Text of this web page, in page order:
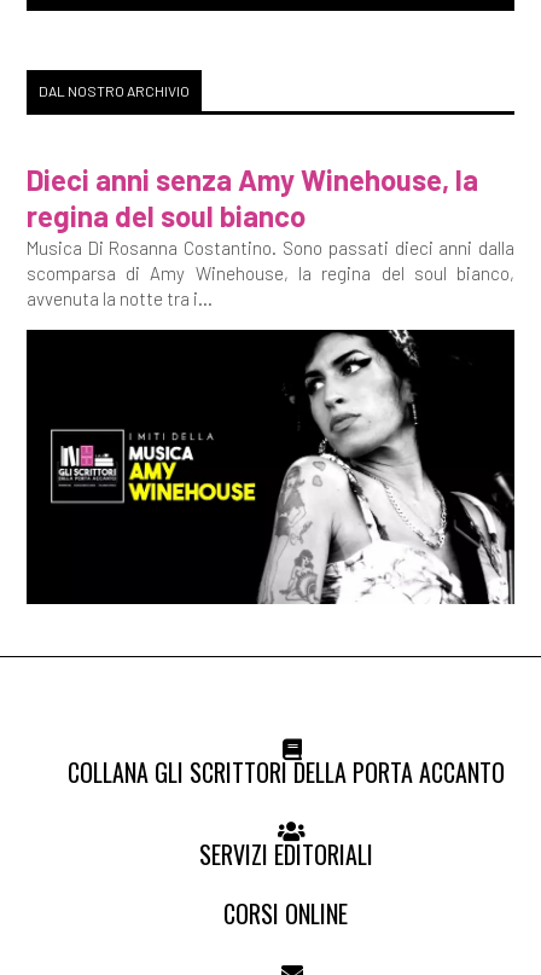
DAL NOSTRO ARCHIVIO
Dieci anni senza Amy Winehouse, la
regina del soul bianco
Musica Di Rosanna Costantino. Sono passati dieci anni dalla
scomparsa di Amy Winehouse, la regina del soul bianco,
avvenuta la notte tra i...
COLLANA GLI SCRITTORI DELLA PORTA ACCANTO
SERVIZI EDITORIALI
CORSI ONLINE